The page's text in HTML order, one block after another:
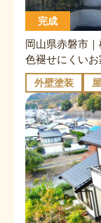
完成
岡山県赤磐市
色褪せにくい
外壁塗装